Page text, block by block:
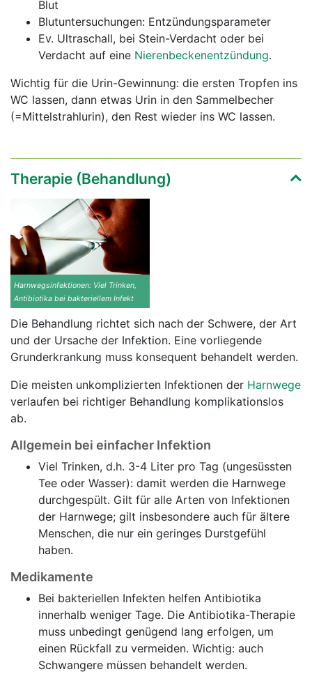
Blut
Blutuntersuchungen: Entzündungsparameter
Ev. Ultraschall, bei Stein-Verdacht oder bei
Verdacht auf eine Nierenbeckenentzündung.
Wichtig für die Urin-Gewinnung: die ersten Tropfen ins
WC lassen, dann etwas Urin in den Sammelbecher
(=Mittelstrahlurin), den Rest wieder ins WC lassen.
Therapie (Behandlung)
Harnwegsinfektionen: Viel Trinken,
Antibiotika bei bakteriellem Infekt
Die Behandlung richtet sich nach der Schwere, der Art
und der Ursache der Infektion. Eine vorliegende
Grunderkrankung muss konsequent behandelt werden.
Die meisten unkomplizierten Infektionen der Harnwege
verlaufen bei richtiger Behandlung komplikationslos
ab.
Allgemein bei einfacher Infektion
Viel Trinken, d.h. 3-4 Liter pro Tag (ungesüssten
Tee oder Wasser): damit werden die Harnwege
durchgespült. Gilt für alle Arten von Infektionen
der Harnwege; gilt insbesondere auch für ältere
Menschen, die nur ein geringes Durstgefühl
haben.
Medikamente
Bei bakteriellen Infekten helfen Antibiotika
innerhalb weniger Tage. Die Antibiotika-Therapie
muss unbedingt genügend lang erfolgen, um
einen Rückfall zu vermeiden. Wichtig: auch
Schwangere müssen behandelt werden.